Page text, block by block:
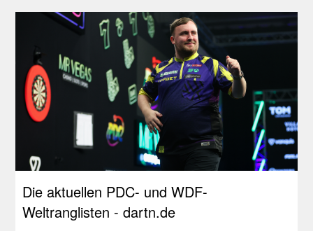
Die aktuellen PDC- und WDF-
Weltranglisten - dartn.de